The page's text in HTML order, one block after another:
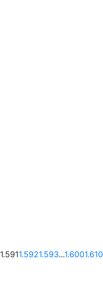
1.5911.5921.593...1.6001.610